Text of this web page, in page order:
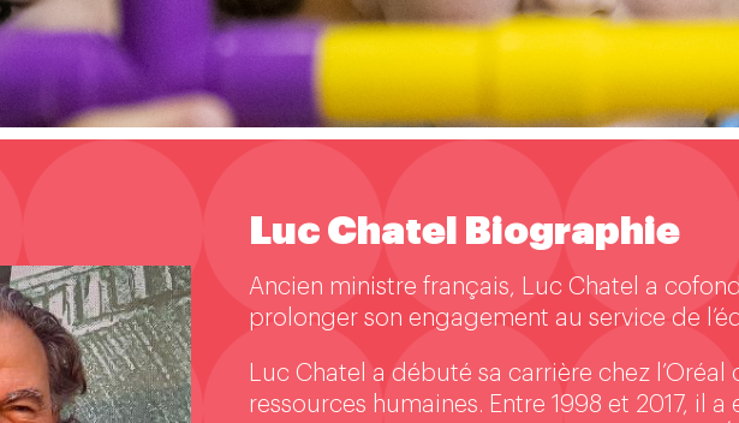
Luc Chatel Biographie
Ancien ministre français, Luc Chatel a
prolonger son engagement au service de
Luc Chatel a débuté sa carrière chez
ressources humaines. Entre 1998 et 2017, il